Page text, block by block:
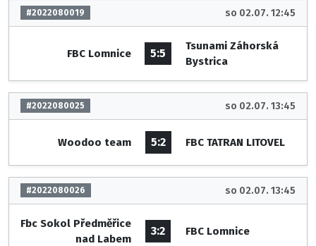
#2022080019 so 02.07. 12:45
FBC Lomnice 5:5
Tsunami Záhorská
Bystrica
#2022080025 so 02.07. 13:45
Woodoo team 5:2 FBC TATRAN LITOVEL
#2022080026 so 02.07. 13:45
Fbc Sokol Předměřice
nad Labem
3:2 FBC Lomnice